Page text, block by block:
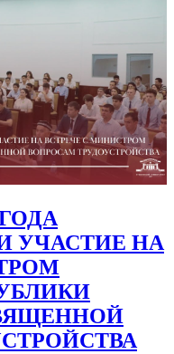
УЧАСТИЕ НА